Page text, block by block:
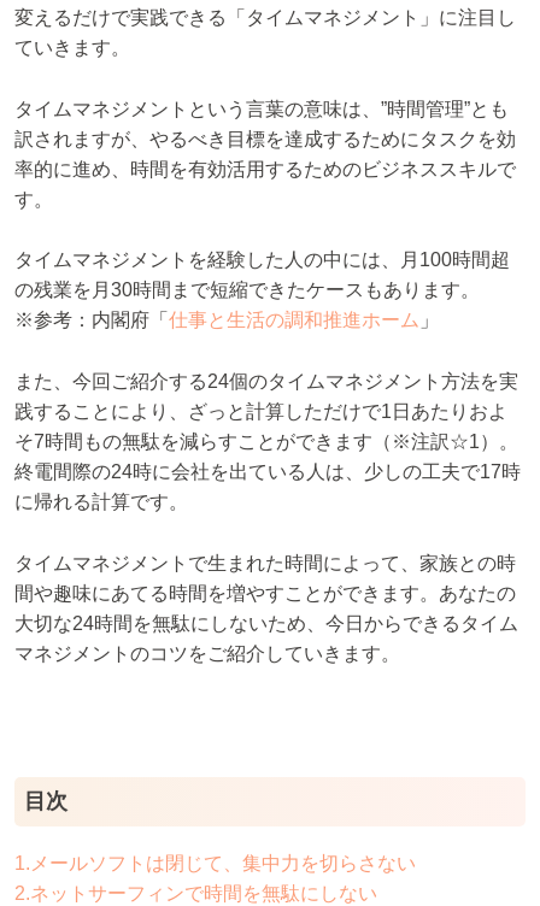
変えるだけで実践できる「タイムマネジメント」に注目し
ていきます。
タイムマネジメントという言葉の意味は、”時間管理”とも
訳されますが、やるべき目標を達成するためにタスクを効
率的に進め、時間を有効活用するためのビジネススキルで
す。
タイムマネジメントを経験した人の中には、月100時間超
の残業を月30時間まで短縮できたケースもあります。
※参考：内閣府「 仕事と生活の調和推進ホーム 」
また、今回ご紹介する24個のタイムマネジメント方法を実
践することにより、ざっと計算しただけで1日あたりおよ
そ7時間もの無駄を減らすことができます（※注訳☆1）。
終電間際の24時に会社を出ている人は、少しの工夫で17時
に帰れる計算です。
タイムマネジメントで生まれた時間によって、家族との時
間や趣味にあてる時間を増やすことができます。あなたの
大切な24時間を無駄にしないため、今日からできるタイム
マネジメントのコツをご紹介していきます。
目次
1.メールソフトは閉じて、集中力を切らさない
2.ネットサーフィンで時間を無駄にしない